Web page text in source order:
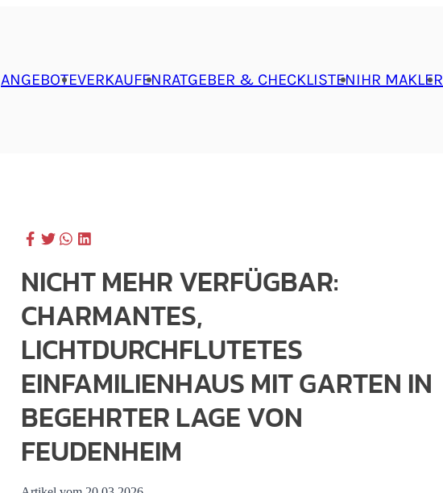
ANGEBOTEVERKAUFENRATGEBER & CHECKLISTENIHR MAKLER
NICHT MEHR VERFÜGBAR:
CHARMANTES,
LICHTDURCHFLUTETES
EINFAMILIENHAUS MIT GARTEN IN
BEGEHRTER LAGE VON
FEUDENHEIM